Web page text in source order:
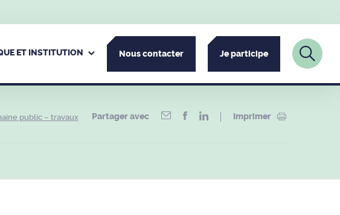
ET INSTITUTION Nous contacter Je participe
public – travaux
Partager avec Imprimer